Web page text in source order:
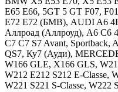
Е65 Е66, 5GT 5 GT F07,
E72 Е72 (БМВ), AUDI A6
Аллроад (Аллроуд), A6 C6
C7 С7 S7 Avant,
QS7, Ку7 (Ауди),
W166 GLE, X166 GLS,
W212 E212 S212 E-Classe,
W221 S221 S-Classe, W222